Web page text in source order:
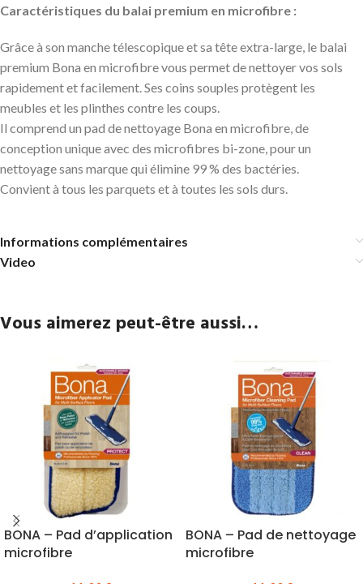
Caractéristiques du balai premium en microfibre :
Grâce à son manche télescopique et sa tête extra-large, le balai
premium Bona en microfibre vous permet de nettoyer vos sols
rapidement et facilement. Ses coins souples protègent les
meubles et les plinthes contre les coups.
Il comprend un pad de nettoyage Bona en microfibre, de
conception unique avec des microfibres bi-zone, pour un
nettoyage sans marque qui élimine 99 % des bactéries.
Convient à tous les parquets et à toutes les sols durs.
Informations complémentaires
Video
Vous aimerez peut-être aussi…
BONA – Pad d’application
microfibre
BONA – Pad de nettoyage
microfibre